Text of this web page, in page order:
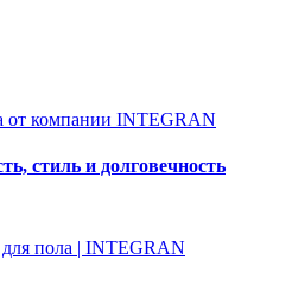
стиль и долговечность